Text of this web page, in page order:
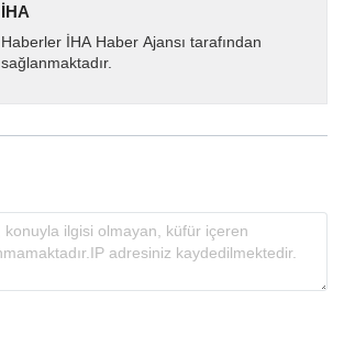
İHA
Haberler İHA Haber Ajansı tarafından
sağlanmaktadır.